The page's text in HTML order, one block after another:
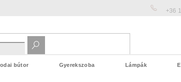
+36
bútor Gyerekszoba Lámpák